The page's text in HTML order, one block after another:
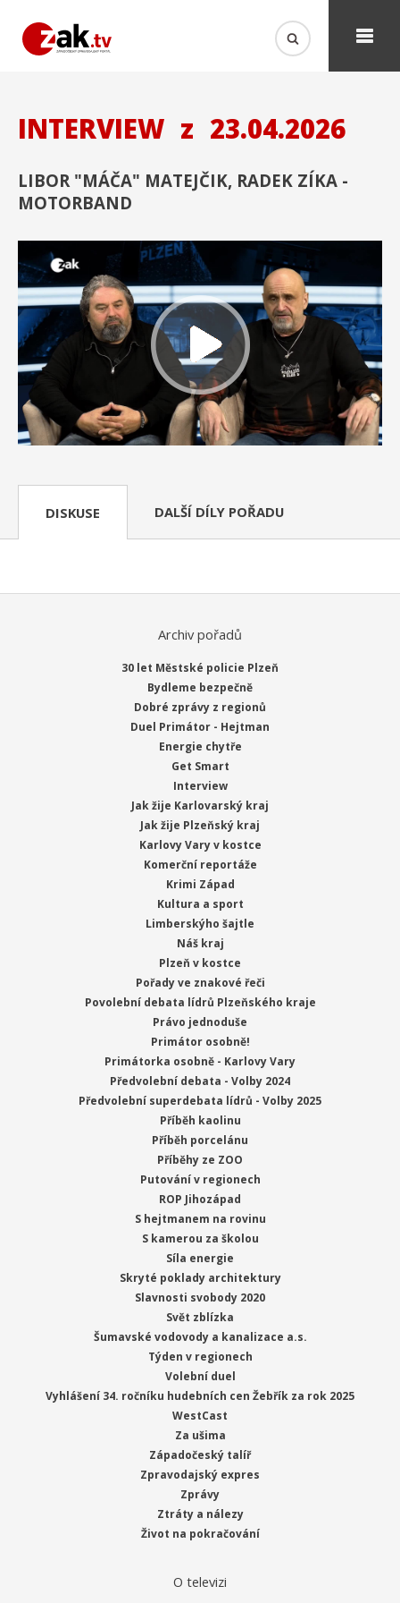
INTERVIEW z 23.04.2026
LIBOR "MÁČA" MATEJČIK, RADEK ZÍKA -
MOTORBAND
DISKUSE DALŠÍ DÍLY POŘADU
Archiv pořadů
30 let Městské policie Plzeň
Bydleme bezpečně
Dobré zprávy z regionů
Duel Primátor - Hejtman
Energie chytře
Get Smart
Interview
Jak žije Karlovarský kraj
Jak žije Plzeňský kraj
Karlovy Vary v kostce
Komerční reportáže
Krimi Západ
Kultura a sport
Limberskýho šajtle
Náš kraj
Plzeň v kostce
Pořady ve znakové řeči
Povolební debata lídrů Plzeňského kraje
Právo jednoduše
Primátor osobně!
Primátorka osobně - Karlovy Vary
Předvolební debata - Volby 2024
Předvolební superdebata lídrů - Volby 2025
Příběh kaolinu
Příběh porcelánu
Příběhy ze ZOO
Putování v regionech
ROP Jihozápad
S hejtmanem na rovinu
S kamerou za školou
Síla energie
Skryté poklady architektury
Slavnosti svobody 2020
Svět zblízka
Šumavské vodovody a kanalizace a.s.
Týden v regionech
Volební duel
Vyhlášení 34. ročníku hudebních cen Žebřík za rok 2025
WestCast
Za ušima
Západočeský talíř
Zpravodajský expres
Zprávy
Ztráty a nálezy
Život na pokračování
O televizi